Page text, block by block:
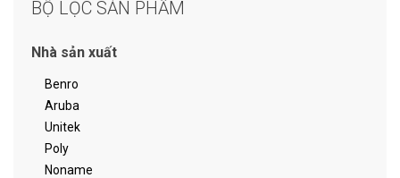
BỘ LỌC SẢN PHẨM
Nhà sản xuất
Benro
Aruba
Unitek
Poly
Noname